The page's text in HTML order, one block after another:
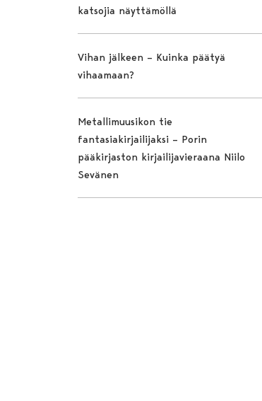
katsojia näyttämöllä
Vihan jälkeen – Kuinka päätyä
vihaamaan?
Metallimuusikon tie
fantasiakirjailijaksi – Porin
pääkirjaston kirjailijavieraana Niilo
Sevänen